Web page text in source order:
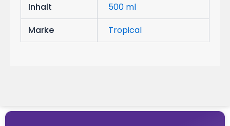
Inhalt
500 ml
Marke
Tropical